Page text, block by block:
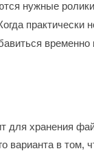
нужные
практически
временно
для хранения
варианта в том,